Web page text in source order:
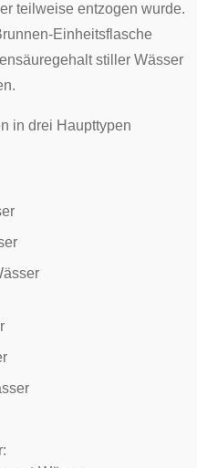
teilweise entzogen wurde.
Einheitsflasche
stiller Wässer
in drei Haupttypen